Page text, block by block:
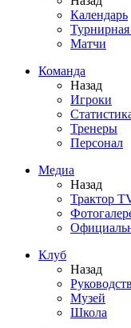
Календарь
Турнирная
Матчи
Команда
Назад
Игроки
Тренеры
Персонал
Медиа
Назад
Трактор
Клуб
Назад
Музей
Школа